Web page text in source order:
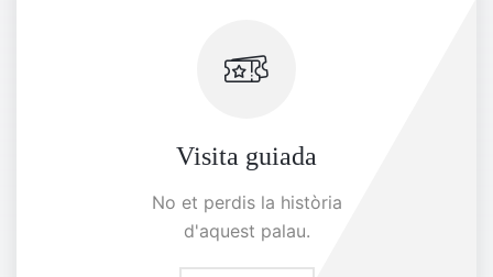
Visita guiada
No et perdis la història
d'aquest palau.